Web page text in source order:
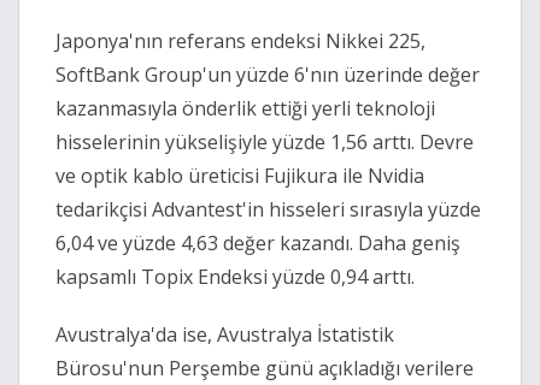
Japonya'nın referans endeksi Nikkei 225,
SoftBank Group'un yüzde 6'nın üzerinde değer
kazanmasıyla önderlik ettiği yerli teknoloji
hisselerinin yükselişiyle yüzde 1,56 arttı. Devre
ve optik kablo üreticisi Fujikura ile Nvidia
tedarikçisi Advantest'in hisseleri sırasıyla yüzde
6,04 ve yüzde 4,63 değer kazandı. Daha geniş
kapsamlı Topix Endeksi yüzde 0,94 arttı.
Avustralya'da ise, Avustralya İstatistik
Bürosu'nun Perşembe günü açıkladığı verilere